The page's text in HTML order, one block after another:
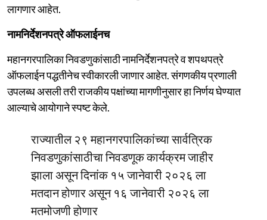
लागणार आहेत.
नामनिर्देशनपत्रे ऑफलाईनच
महानगरपालिका निवडणुकांसाठी नामनिर्देशनपत्रे व शपथपत्रे
ऑफलाईन पद्धतीनेच स्वीकारली जाणार आहेत. संगणकीय प्रणाली
उपलब्ध असली तरी राजकीय पक्षांच्या मागणीनुसार हा निर्णय घेण्यात
आल्याचे आयोगाने स्पष्ट केले.
राज्यातील २९ महानगरपालिकांच्या सार्वत्रिक
निवडणुकांसाठीचा निवडणूक कार्यक्रम जाहीर
झाला असून दिनांक १५ जानेवारी २०२६ ला
मतदान होणार असून १६ जानेवारी २०२६ ला
मतमोजणी होणार